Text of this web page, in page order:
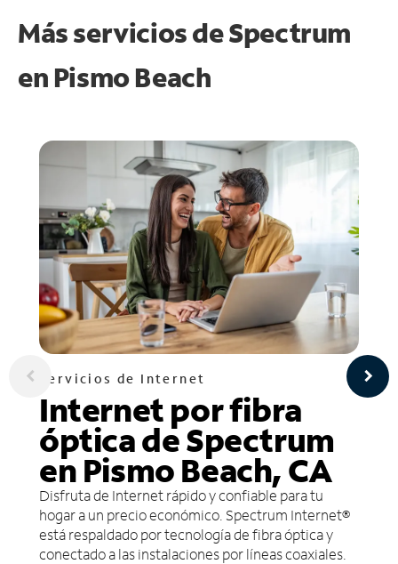
Más servicios de Spectrum
en Pismo Beach
Servicios de Internet
Internet por fibra
óptica de Spectrum
en Pismo Beach, CA
Disfruta de Internet rápido y confiable para tu
hogar a un precio económico. Spectrum Internet®
está respaldado por tecnología de fibra óptica y
conectado a las instalaciones por líneas coaxiales.